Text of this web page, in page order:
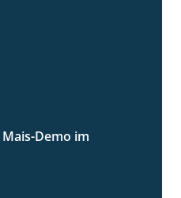
Demo im